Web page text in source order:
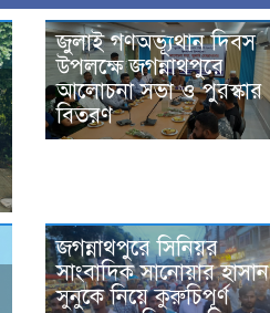
জুলাই গণঅভ্যূথান দিবস
উপলক্ষে জগন্নাথপুরে
আলোচনা সভা ও পুরস্কার
বিতরণ
জগন্নাথপুরে সিনিয়র
সাংবাদিক সানোয়ার হাসান
সুনুকে নিয়ে কুরুচিপূর্ণ